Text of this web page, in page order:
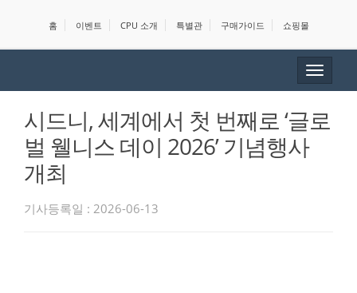
홈 이벤트 CPU 소개 특별관 구매가이드 쇼핑몰
Toggle
시드니, 세계에서 첫 번째로 ‘글로
벌 웰니스 데이 2026’ 기념행사
개최
기사등록일 : 2026-06-13